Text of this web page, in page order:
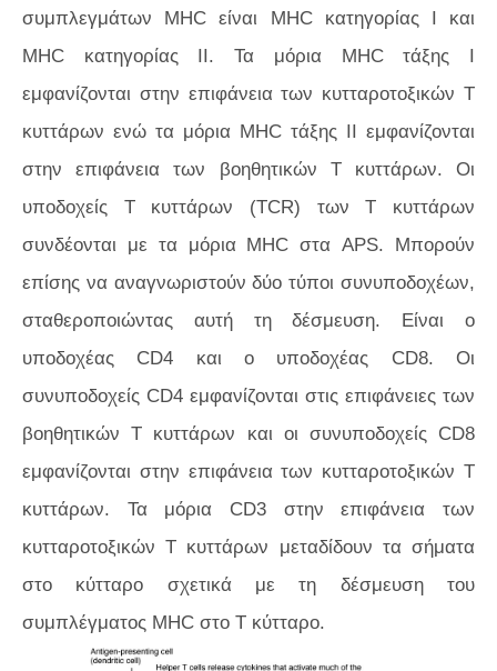
συμπλεγμάτων MHC είναι MHC κατηγορίας Ι και
MHC κατηγορίας II. Τα μόρια MHC τάξης Ι
εμφανίζονται στην επιφάνεια των κυτταροτοξικών Τ
κυττάρων ενώ τα μόρια MHC τάξης ΙΙ εμφανίζονται
στην επιφάνεια των βοηθητικών Τ κυττάρων. Οι
υποδοχείς Τ κυττάρων (TCR) των Τ κυττάρων
συνδέονται με τα μόρια MHC στα APS. Μπορούν
επίσης να αναγνωριστούν δύο τύποι συνυποδοχέων,
σταθεροποιώντας αυτή τη δέσμευση. Είναι ο
υποδοχέας CD4 και ο υποδοχέας CD8. Οι
συνυποδοχείς CD4 εμφανίζονται στις επιφάνειες των
βοηθητικών Τ κυττάρων και οι συνυποδοχείς CD8
εμφανίζονται στην επιφάνεια των κυτταροτοξικών Τ
κυττάρων. Τα μόρια CD3 στην επιφάνεια των
κυτταροτοξικών Τ κυττάρων μεταδίδουν τα σήματα
στο κύτταρο σχετικά με τη δέσμευση του
συμπλέγματος MHC στο Τ κύτταρο.